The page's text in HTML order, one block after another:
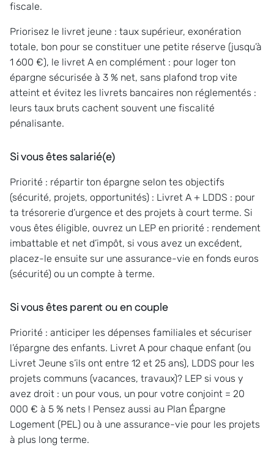
fiscale.
Priorisez le livret jeune : taux supérieur, exonération
totale, bon pour se constituer une petite réserve (jusqu’à
1 600 €), le livret A en complément : pour loger ton
épargne sécurisée à 3 % net, sans plafond trop vite
atteint et évitez les livrets bancaires non réglementés :
leurs taux bruts cachent souvent une fiscalité
pénalisante.
Si vous êtes salarié(e)
Priorité : répartir ton épargne selon tes objectifs
(sécurité, projets, opportunités) : Livret A + LDDS : pour
ta trésorerie d’urgence et des projets à court terme. Si
vous êtes éligible, ouvrez un LEP en priorité : rendement
imbattable et net d’impôt, si vous avez un excédent,
placez-le ensuite sur une assurance-vie en fonds euros
(sécurité) ou un compte à terme.
Si vous êtes parent ou en couple
Priorité : anticiper les dépenses familiales et sécuriser
l’épargne des enfants. Livret A pour chaque enfant (ou
Livret Jeune s’ils ont entre 12 et 25 ans), LDDS pour les
projets communs (vacances, travaux)? LEP si vous y
avez droit : un pour vous, un pour votre conjoint = 20
000 € à 5 % nets ! Pensez aussi au Plan Épargne
Logement (PEL) ou à une assurance-vie pour les projets
à plus long terme.